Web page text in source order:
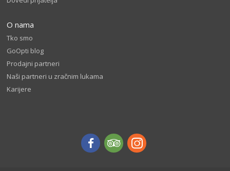
O nama
Tko smo
GoOpti blog
Prodajni partneri
Naši partneri u zračnim lukama
Karijere